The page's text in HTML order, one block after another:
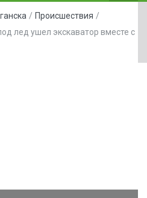
/ Происшествия /
лед ушел экскаватор вместе с